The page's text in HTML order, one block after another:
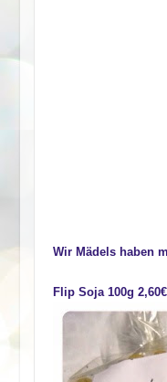
Wir Mädels haben
Flip Soja 100g 2,60€